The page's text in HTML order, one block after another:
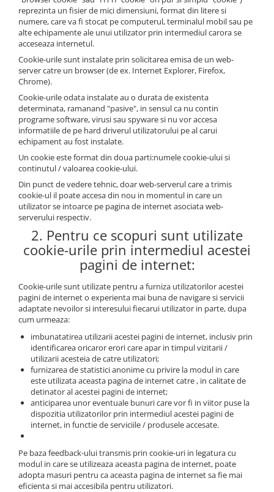
reprezinta un fisier de mici dimensiuni, format din litere si
numere, care va fi stocat pe computerul, terminalul mobil sau pe
alte echipamente ale unui utilizator prin intermediul carora se
acceseaza internetul.
Cookie-urile sunt instalate prin solicitarea emisa de un web-
server catre un browser (de ex. Internet Explorer, Firefox,
Chrome).
Cookie-urile odata instalate au o durata de existenta
determinata, ramanand "pasive", in sensul ca nu contin
programe software, virusi sau spyware si nu vor accesa
informatiile de pe hard driverul utilizatorului pe al carui
echipament au fost instalate.
Un cookie este format din doua parti:numele cookie-ului si
continutul / valoarea cookie-ului.
Din punct de vedere tehnic, doar web-serverul care a trimis
cookie-ul il poate accesa din nou in momentul in care un
utilizator se intoarce pe pagina de internet asociata web-
serverului respectiv.
2. Pentru ce scopuri sunt utilizate
cookie-urile prin intermediul acestei
pagini de internet:
Cookie-urile sunt utilizate pentru a furniza utilizatorilor acestei
pagini de internet o experienta mai buna de navigare si servicii
adaptate nevoilor si interesului fiecarui utilizator in parte, dupa
cum urmeaza:
imbunatatirea utilizarii acestei pagini de internet, inclusiv prin
identificarea oricaror erori care apar in timpul vizitarii /
utilizarii acesteia de catre utilizatori;
furnizarea de statistici anonime cu privire la modul in care
este utilizata aceasta pagina de internet catre , in calitate de
detinator al acestei pagini de internet;
anticiparea unor eventuale bunuri care vor fi in viitor puse la
dispozitia utilizatorilor prin intermediul acestei pagini de
internet, in functie de serviciile / produsele accesate.
Pe baza feedback-ului transmis prin cookie-uri in legatura cu
modul in care se utilizeaza aceasta pagina de internet, poate
adopta masuri pentru ca aceasta pagina de internet sa fie mai
eficienta si mai accesibila pentru utilizatori.